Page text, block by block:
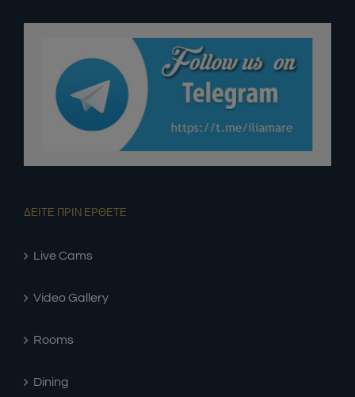
ΔΕΙΤΕ ΠΡΙΝ ΕΡΘΕΤΕ
Live Cams
Video Gallery
Rooms
Dining